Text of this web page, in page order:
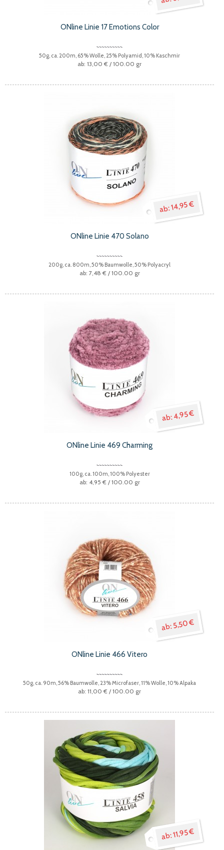
ONline Linie 17 Emotions Color
50g, ca. 200m, 65% Wolle, 25% Polyamid, 10% Kaschmir
13,00 € / 100.00 gr
14,95 €
ONline Linie 470 Solano
200g, ca. 800m, 50% Baumwolle, 50% Polyacryl
7,48 € / 100.00 gr
4,95 €
ONline Linie 469 Charming
100g, ca. 100m, 100% Polyester
4,95 € / 100.00 gr
5,50 €
ONline Linie 466 Vitero
50g, ca. 90m, 56% Baumwolle, 23% Microfaser, 11% Wolle, 10% Alpaka
11,00 € / 100.00 gr
11,95 €